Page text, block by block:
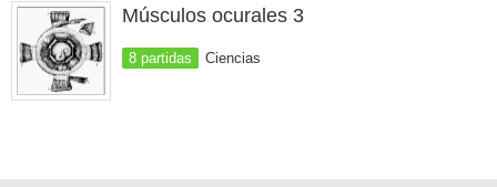
Músculos ocurales 3
8 partidas Ciencias